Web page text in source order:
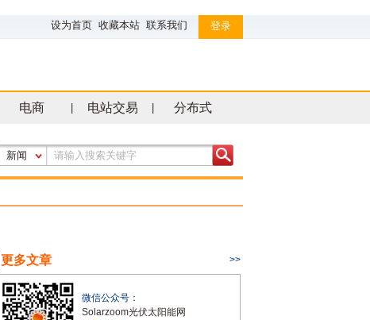
设为首页 收藏本站 联系我们 登录
电商 电站交易 分布式
新闻
更多文章 >>
微信公众号：
Solarzoom光伏太阳能网